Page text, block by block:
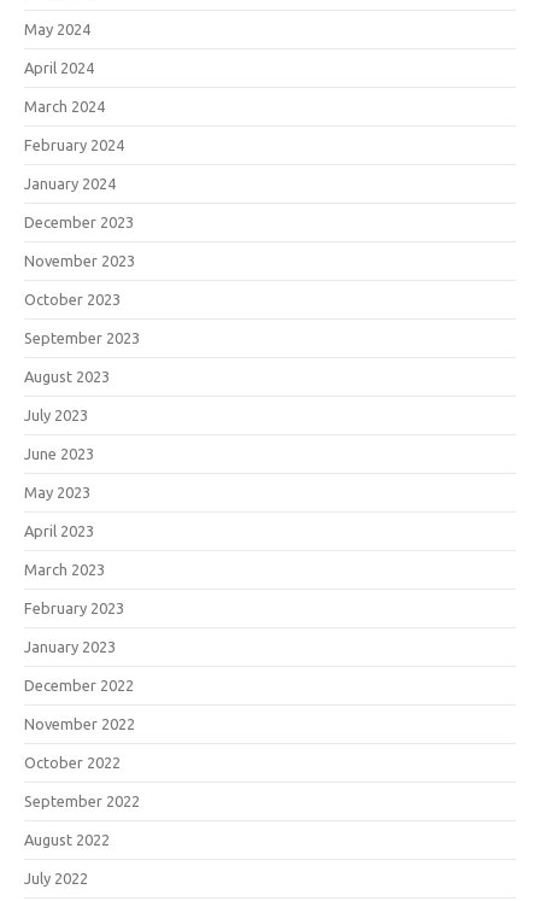
May 2024
April 2024
March 2024
February 2024
January 2024
December 2023
November 2023
October 2023
September 2023
August 2023
July 2023
June 2023
May 2023
April 2023
March 2023
February 2023
January 2023
December 2022
November 2022
October 2022
September 2022
August 2022
July 2022